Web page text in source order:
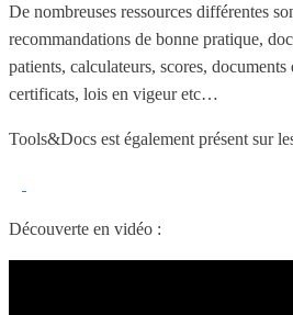
De nombreuses ressources différentes
recommandations de bonne pratique,
patients, calculateurs, scores,
certificats, lois en vigeur etc…
Tools&Docs est également présent sur
Découverte en vidéo :